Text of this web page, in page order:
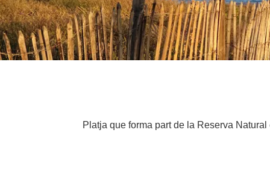
Platja que forma part de la Reserva